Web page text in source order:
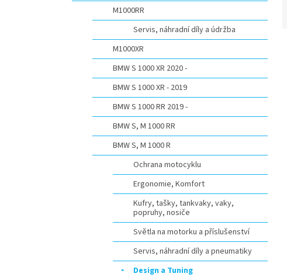
M1000RR
Servis, náhradní díly a údržba
M1000XR
BMW S 1000 XR 2020 -
BMW S 1000 XR - 2019
BMW S 1000 RR 2019 -
BMW S, M 1000 RR
BMW S, M 1000 R
Ochrana motocyklu
Ergonomie, Komfort
Kufry, tašky, tankvaky, vaky,
popruhy, nosiče
Světla na motorku a příslušenství
Servis, náhradní díly a pneumatiky
Design a Tuning